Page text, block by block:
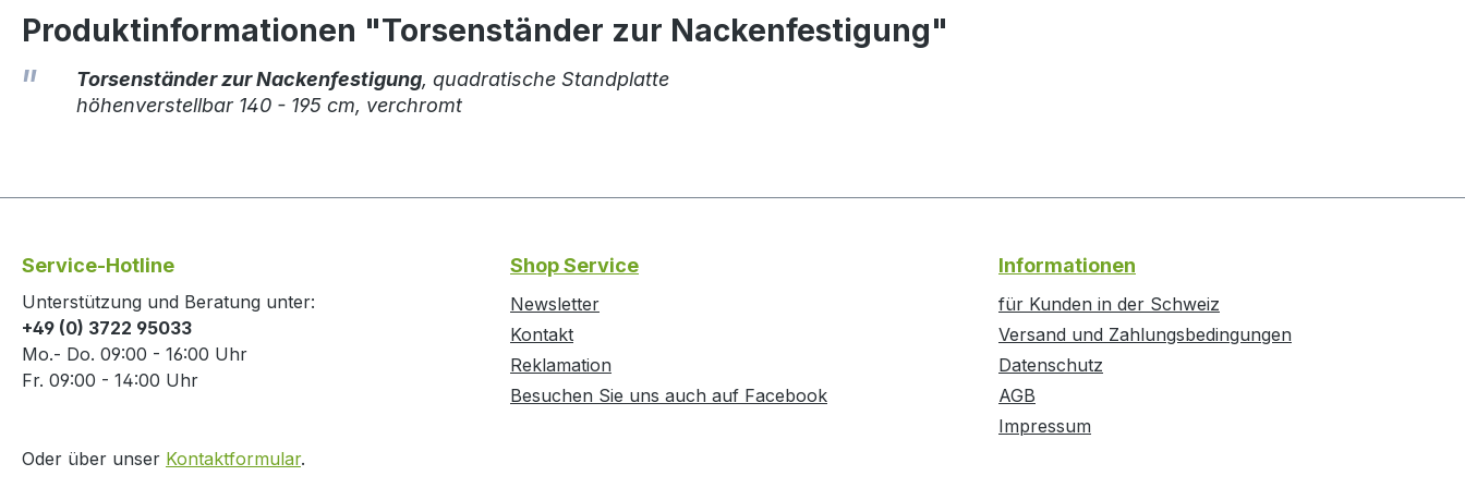
Produktinformationen "Torsenständer zur Nackenfestigung"
Torsenständer zur Nackenfestigung, quadratische Standplatte
höhenverstellbar 140 - 195 cm, verchromt
Service-Hotline
Unterstützung und Beratung unter:
+49 (0) 3722 95033
Mo.- Do. 09:00 - 16:00 Uhr
Fr. 09:00 - 14:00 Uhr
Oder über unser Kontaktformular.
Shop Service
Newsletter
Kontakt
Reklamation
Besuchen Sie uns auch auf Facebook
Informationen
für Kunden in der Schweiz
Versand und Zahlungsbedingungen
Datenschutz
AGB
Impressum